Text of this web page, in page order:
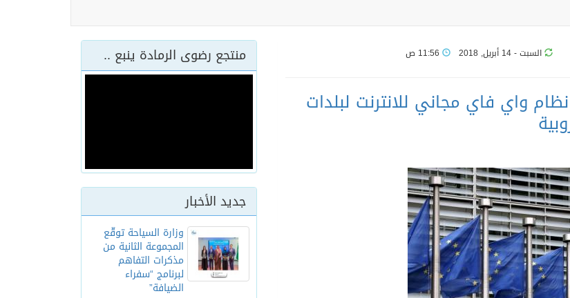
منتجع رضوى الرمادة ينبع ..
جديد الأخبار
وزارة السياحة توقّع
المجموعة الثانية من
مذكرات التفاهم
لبرنامج “سفراء
الضيافة”
السبت - 14 أبريل, 2018
واي فاي مجاني للانترنت لبلدات